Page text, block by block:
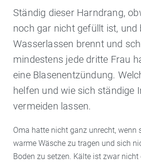
Ständig dieser Harndrang,
noch gar nicht gefüllt ist, und
Wasserlassen brennt und
mindestens jede dritte Frau
eine Blasenentzündung.
helfen und wie sich ständige
vermeiden lassen.
Oma hatte nicht ganz unrecht, wenn
warme Wäsche zu tragen und sich
Boden zu setzen. Kälte ist zwar nicht